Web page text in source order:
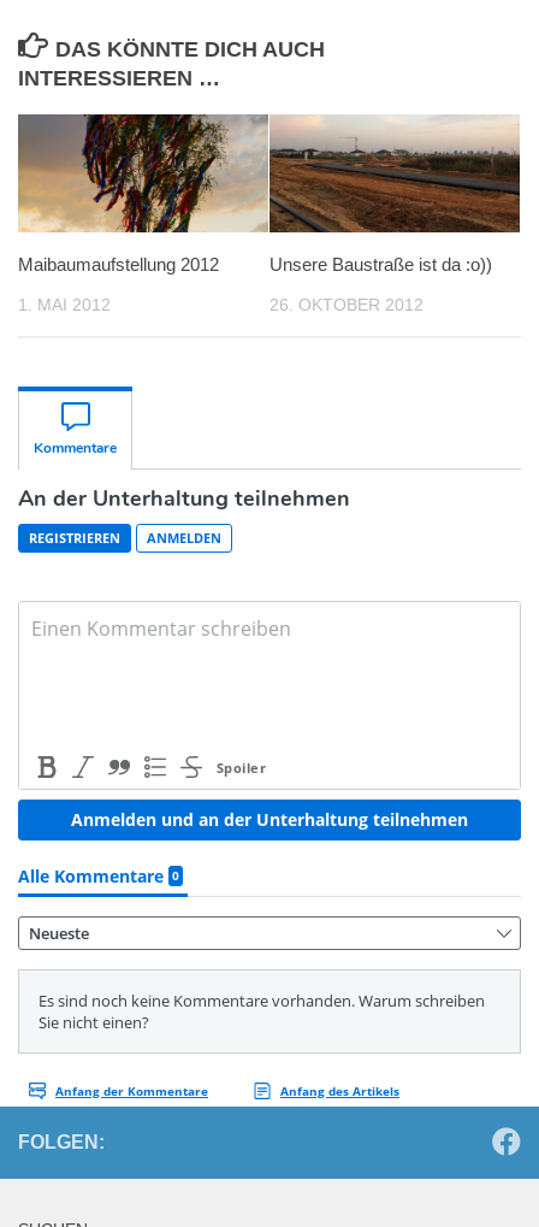
DAS KÖNNTE DICH AUCH
INTERESSIEREN …
Maibaumaufstellung 2012
1. MAI 2012
Unsere Baustraße ist da :o))
26. OKTOBER 2012
FOLGEN: